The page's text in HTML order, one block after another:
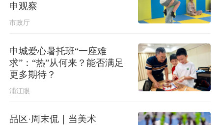
申观察
市政厅
申城爱心暑托班“一座难
求”：“热”从何来？能否满足
更多期待？
浦江眼
品区·周末侃｜当美术